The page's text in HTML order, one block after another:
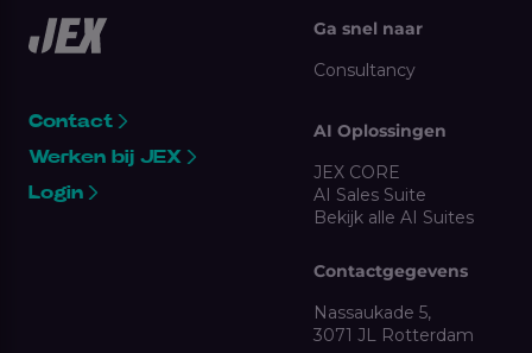
Contact
Werken bij JEX
Login
Ga snel naar
Consultancy
AI Oplossingen
JEX CORE
AI Sales Suite
Bekijk alle AI Suites
Contactgegevens
Nassaukade 5,
3071 JL Rotterdam